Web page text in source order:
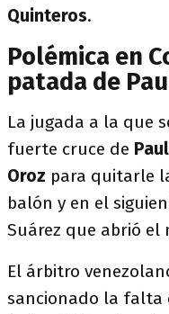
Quinteros.
Polémica en
patada de
La jugada a la que
fuerte cruce de
Oroz para quitarle
balón y en el
Suárez que abrió el
El árbitro
sancionado la falta